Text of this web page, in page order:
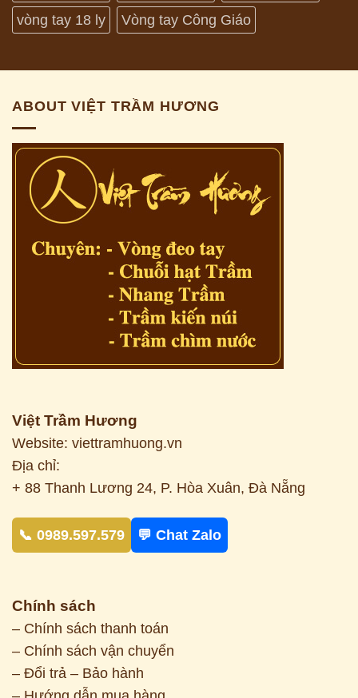
vòng tay 18 ly
Vòng tay Công Giáo
ABOUT VIỆT TRẦM HƯƠNG
Việt Trầm Hương
Website: viettramhuong.vn
Địa chỉ:
+ 88 Thanh Lương 24, P. Hòa Xuân, Đà Nẵng
📞 0989.597.579 💬 Chat Zalo
Chính sách
– Chính sách thanh toán
– Chính sách vận chuyển
– Đổi trả – Bảo hành